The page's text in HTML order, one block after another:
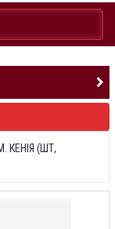
КЕНІЯ (ШТ,